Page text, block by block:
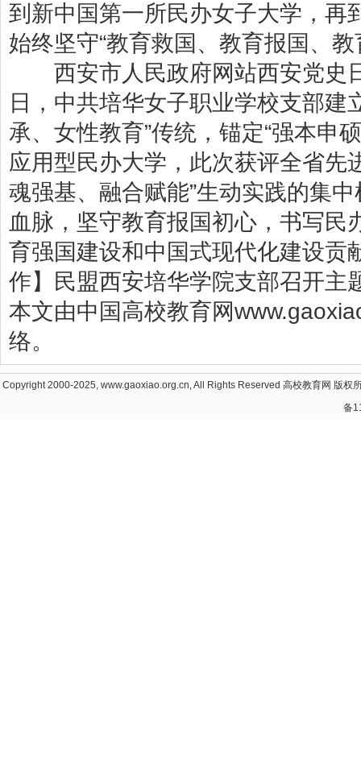
到新中国第一所民办女子大学，再
始终坚守“教育救国、教育报国、
西安市人民政府网站西安党史
日，中共培华女子职业学校支部建
承、女性教育”传统，锚定“强本申
应用型民办大学，此次获评全省先
魂强基、融合赋能”生动实践的集
血脉，坚守教育报国初心，书写民
育强国建设和中国式现代化建设贡
作】民盟西安培华学院支部召开主
本文由中国高校教育网
络。
Copyright 2000-2025, www.gaoxiao.org.cn, All Rights Reserved 高校教育网 版权
备